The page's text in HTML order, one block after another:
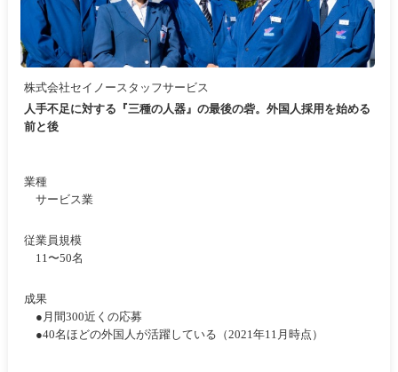
株式会社セイノースタッフサービス
人手不足に対する『三種の人器』の最後の砦。外国人採用を始める
前と後
業種
サービス業
従業員規模
11〜50名
成果
●月間300近くの応募
●40名ほどの外国人が活躍している（2021年11月時点）